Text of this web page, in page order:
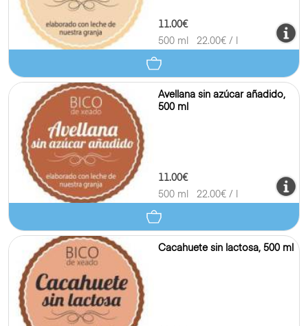
11.00€
500 ml
22.00€ / l
Avellana sin azúcar añadido,
500 ml
11.00€
500 ml
22.00€ / l
Cacahuete sin lactosa, 500 ml